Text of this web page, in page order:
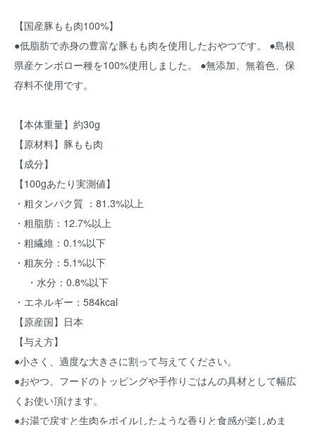
【国産豚もも肉100%】
●低脂肪で赤身の豊富な豚もも肉を使用したおやつです。 ●島根
県産ケンボロー種を100%使用しました。 ●無添加、無着色、保
存料不使用です。
【本体重量】約30g
【原材料】豚もも肉
【成分】
【100gあたり実測値】
・粗タンパク質 ：81.3%以上
・粗脂肪：12.7%以上
・粗繊維：0.1%以下
・粗灰分：5.1%以下
・水分：0.8%以下
・エネルギー：584kcal
【原産国】日本
【与え方】
●小さく、適度な大きさに割って与えてください。
●おやつ、フードのトッピングや手作りごはんの具材として幅広
くお使い頂けます。
●お湯で戻すと生肉をボイルしたような香りと食感が楽しめま